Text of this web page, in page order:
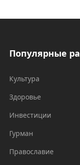
Популярные
Культура
Здоровье
Инвестиции
Гурман
Православие